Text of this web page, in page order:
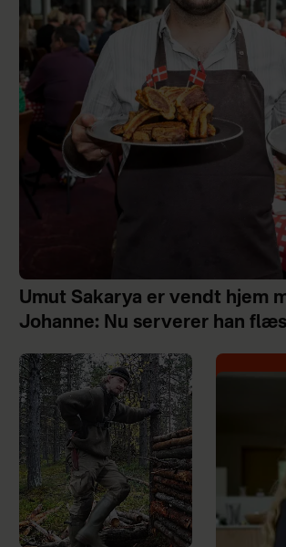
Umut Sakarya er vendt hjem
Johanne: Nu serverer han